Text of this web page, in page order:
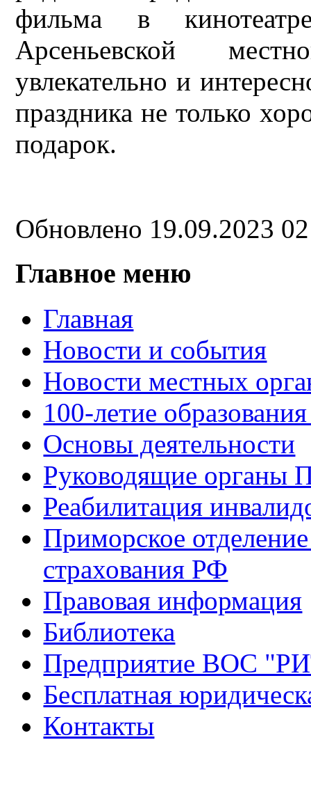
фильма в
Арсеньевской
увлекательно и
праздника не только
подарок.
Обновлено 19.09.2023
Главное меню
Главная
Новости и события
Новости местных
100-летие
Основы деятельности
Руководящие органы
Реабилитация
Приморское
страхования РФ
Правовая информация
Библиотека
Предприятие ВОС
Бесплатная
Контакты